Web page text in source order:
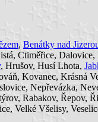
, Benátky nad
Ctiměřice, Dalovice,
, Hrušov, Husí Lhota,
Kovanec, Krásná
Nepřevázka,
Rabakov, Řepov,
Velké Všelisy,